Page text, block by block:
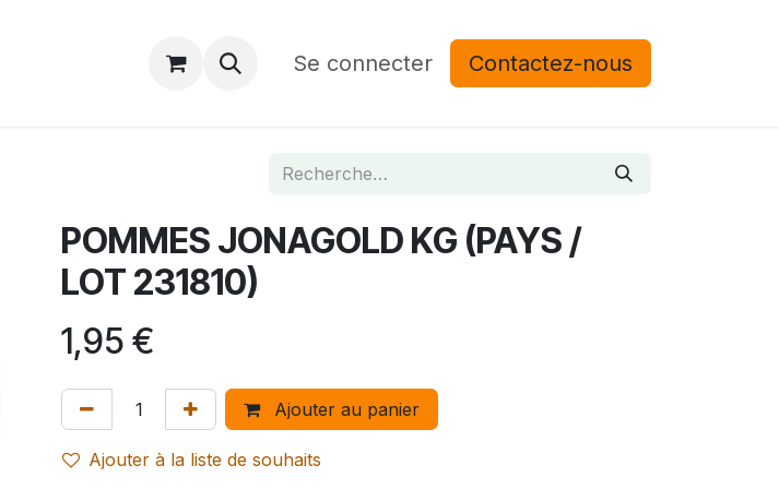
Contactez-nous Se connecter Contactez-nous
POMMES JONAGOLD KG (PAYS /
LOT 231810)
1,95 €
Ajouter au panier
Ajouter à la liste de souhaits